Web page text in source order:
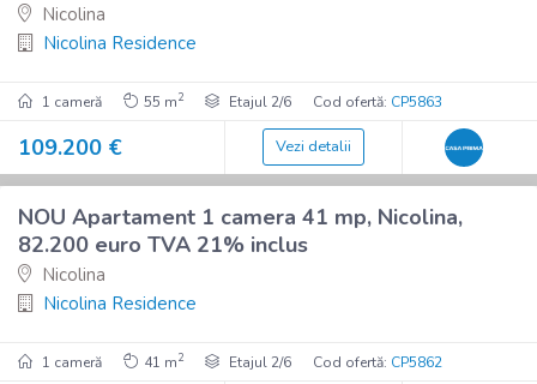
Nicolina
Nicolina Residence
1 cameră 55 m2 Etajul 2/6 Cod ofertă: CP5863
109.200 € Vezi detalii
Imobil nou De vânzare
7
NOU Apartament 1 camera 41 mp, Nicolina,
82.200 euro TVA 21% inclus
Nicolina
Nicolina Residence
1 cameră 41 m2 Etajul 2/6 Cod ofertă: CP5862